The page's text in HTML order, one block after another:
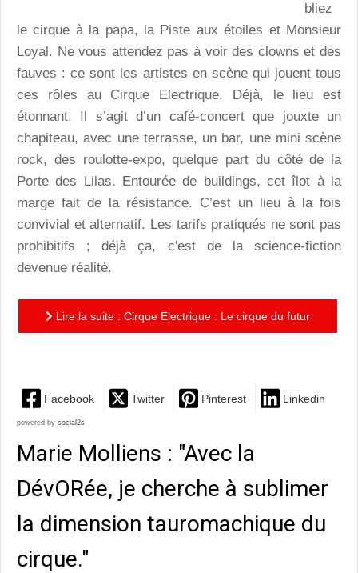
bliez
le cirque à la papa, la Piste aux étoiles et Monsieur
Loyal. Ne vous attendez pas à voir des clowns et des
fauves : ce sont les artistes en scène qui jouent tous
ces rôles au Cirque Electrique. Déjà, le lieu est
étonnant. Il s’agit d’un café-concert que jouxte un
chapiteau, avec une terrasse, un bar, une mini scène
rock, des roulotte-expo, quelque part du côté de la
Porte des Lilas. Entourée de buildings, cet îlot à la
marge fait de la résistance. C’est un lieu à la fois
convivial et alternatif. Les tarifs pratiqués ne sont pas
prohibitifs ; déjà ça, c'est de la science-fiction
devenue réalité.
Lire la suite : Cirque Electrique : Le cirque du futur
Facebook Twitter Pinterest Linkedin
powered by social2s
Marie Molliens : "Avec la
DévORée, je cherche à sublimer
la dimension tauromachique du
cirque."